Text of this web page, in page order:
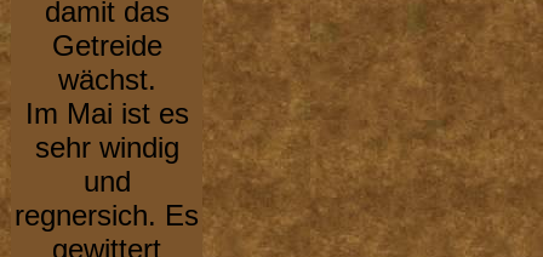
damit das
Getreide
wächst.
Im Mai ist es
sehr windig
und
regnersich. Es
gewittert